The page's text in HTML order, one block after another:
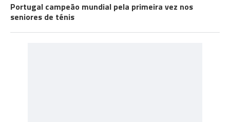
Portugal campeão mundial pela primeira vez nos
seniores de ténis